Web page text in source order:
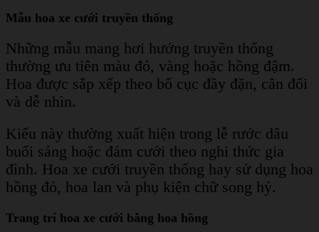
Mẫu hoa xe cưới truyền thống
Những mẫu mang hơi hướng truyền thống
thường ưu tiên màu đỏ, vàng hoặc hồng đậm.
Hoa được sắp xếp theo bố cục đầy đặn, cân đối
và dễ nhìn.
Kiểu này thường xuất hiện trong lễ rước dâu
buổi sáng hoặc đám cưới theo nghi thức gia
đình. Hoa xe cưới truyền thống hay sử dụng hoa
hồng đỏ, hoa lan và phụ kiện chữ song hỷ.
Trang trí hoa xe cưới bằng hoa hồng